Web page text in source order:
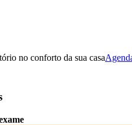
no conforto da sua casa